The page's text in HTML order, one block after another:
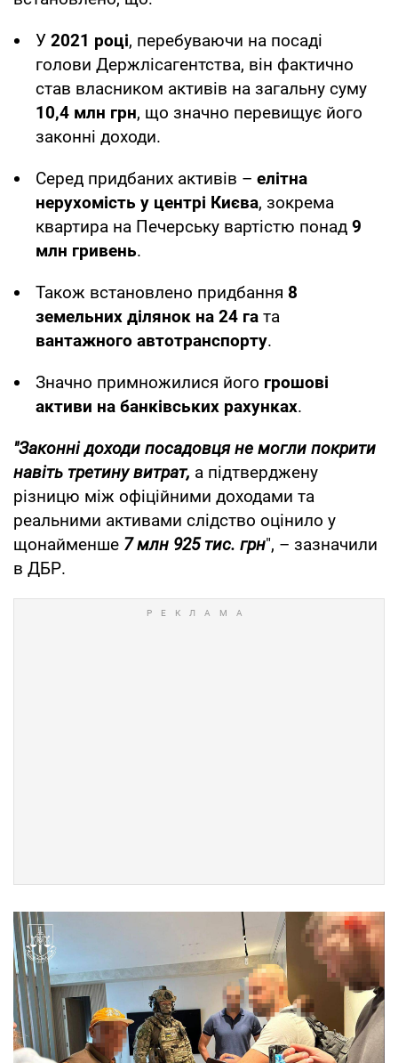
У 2021 році, перебуваючи на посаді
голови Держлісагентства, він фактично
став власником активів на загальну суму
10,4 млн грн, що значно перевищує його
законні доходи.
Серед придбаних активів – елітна
нерухомість у центрі Києва, зокрема
квартира на Печерську вартістю понад 9
млн гривень.
Також встановлено придбання 8
земельних ділянок на 24 га та
вантажного автотранспорту.
Значно примножилися його грошові
активи на банківських рахунках.
"Законні доходи посадовця не могли покрити
навіть третину витрат, а підтверджену
різницю між офіційними доходами та
реальними активами слідство оцінило у
щонайменше 7 млн 925 тис. грн", – зазначили
в ДБР.